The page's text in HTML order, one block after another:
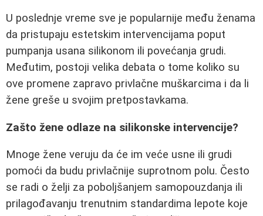
U poslednje vreme sve je popularnije među ženama
da pristupaju estetskim intervencijama poput
pumpanja usana silikonom ili povećanja grudi.
Međutim, postoji velika debata o tome koliko su
ove promene zapravo privlačne muškarcima i da li
žene greše u svojim pretpostavkama.
Zašto žene odlaze na silikonske intervencije?
Mnoge žene veruju da će im veće usne ili grudi
pomoći da budu privlačnije suprotnom polu. Često
se radi o želji za poboljšanjem samopouzdanja ili
prilagođavanju trenutnim standardima lepote koje